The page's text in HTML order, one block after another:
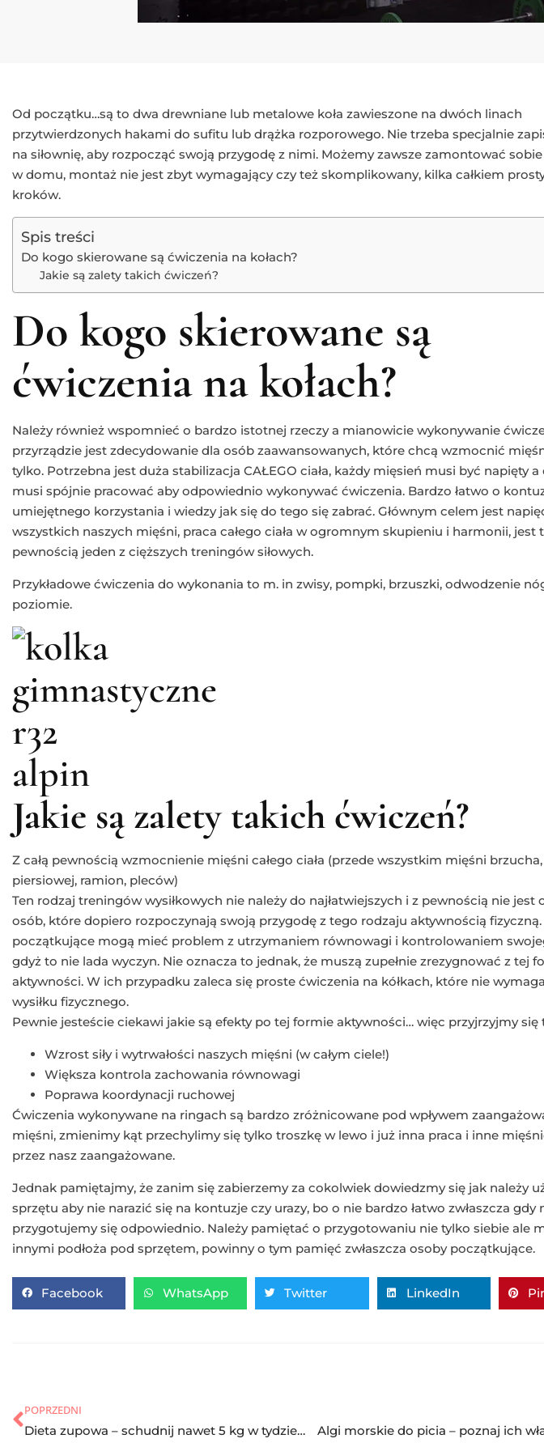
Od początku…są to dwa drewniane lub metalowe koła zawieszone na dwóch linach
przytwierdzonych hakami do sufitu lub drążka rozporowego. Nie trzeba specjalnie
na siłownię, aby rozpocząć swoją przygodę z nimi. Możemy zawsze zamontować
w domu, montaż nie jest zbyt wymagający czy też skomplikowany, kilka całkiem
kroków.
Spis treści
Do kogo skierowane są ćwiczenia na kołach?
Jakie są zalety takich ćwiczeń?
Do kogo skierowane są
ćwiczenia na kołach?
Należy również wspomnieć o bardzo istotnej rzeczy a mianowicie wykonywanie
przyrządzie jest zdecydowanie dla osób zaawansowanych, które chcą wzmocnić
tylko. Potrzebna jest duża stabilizacja CAŁEGO ciała, każdy mięsień musi być napięty a
musi spójnie pracować aby odpowiednio wykonywać ćwiczenia. Bardzo łatwo o
umiejętnego korzystania i wiedzy jak się do tego się zabrać. Głównym celem jest
wszystkich naszych mięśni, praca całego ciała w ogromnym skupieniu i harmonii, jest
pewnością jeden z cięższych treningów siłowych.
Przykładowe ćwiczenia do wykonania to m. in zwisy, pompki, brzuszki, odwodzenie
poziomie.
Jakie są zalety takich ćwiczeń?
Z całą pewnością wzmocnienie mięśni całego ciała (przede wszystkim mięśni
piersiowej, ramion, pleców)
Ten rodzaj treningów wysiłkowych nie należy do najłatwiejszych i z pewnością nie jest
osób, które dopiero rozpoczynają swoją przygodę z tego rodzaju aktywnością
początkujące mogą mieć problem z utrzymaniem równowagi i kontrolowaniem
gdyż to nie lada wyczyn. Nie oznacza to jednak, że muszą zupełnie zrezygnować z tej
aktywności. W ich przypadku zaleca się proste ćwiczenia na kółkach, które nie
wysiłku fizycznego.
Pewnie jesteście ciekawi jakie są efekty po tej formie aktywności… więc przyjrzyjmy się
Wzrost siły i wytrwałości naszych mięśni (w całym ciele!)
Większa kontrola zachowania równowagi
Poprawa koordynacji ruchowej
Ćwiczenia wykonywane na ringach są bardzo zróżnicowane pod wpływem
mięśni, zmienimy kąt przechylimy się tylko troszkę w lewo i już inna praca i inne
przez nasz zaangażowane.
Jednak pamiętajmy, że zanim się zabierzemy za cokolwiek dowiedzmy się jak należy
sprzętu aby nie narazić się na kontuzje czy urazy, bo o nie bardzo łatwo zwłaszcza gdy
przygotujemy się odpowiednio. Należy pamiętać o przygotowaniu nie tylko siebie ale
innymi podłoża pod sprzętem, powinny o tym pamięć zwłaszcza osoby początkujące.
Facebook WhatsApp Twitter LinkedIn
POPRZEDNI
Dieta zupowa – schudnij nawet 5 kg w tydzień! Zasady, efekty i jadłospis Algi morskie do picia – poznaj ich